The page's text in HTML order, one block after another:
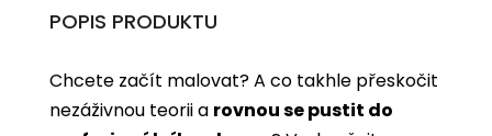
POPIS PRODUKTU
Chcete začít malovat? A co takhle přeskočit
nezáživnou teorii a rovnou se pustit do